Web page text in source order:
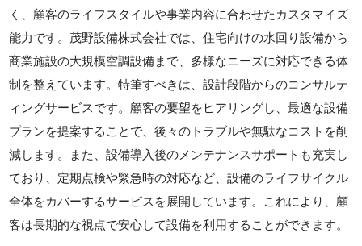
く、顧客のライフスタイルや事業内容に合わせたカスタマイズ
能力です。茂野設備株式会社では、住宅向けの水回り設備から
商業施設の大規模空調設備まで、多様なニーズに対応できる体
制を整えています。特筆すべきは、設計段階からのコンサルテ
ィングサービスです。顧客の要望をヒアリングし、最適な設備
プランを提案することで、後々のトラブルや無駄なコストを削
減します。また、設備導入後のメンテナンスサポートも充実し
ており、定期点検や緊急時の対応など、設備のライフサイクル
全体をカバーするサービスを展開しています。これにより、顧
客は長期的な視点で安心して設備を利用することができます。